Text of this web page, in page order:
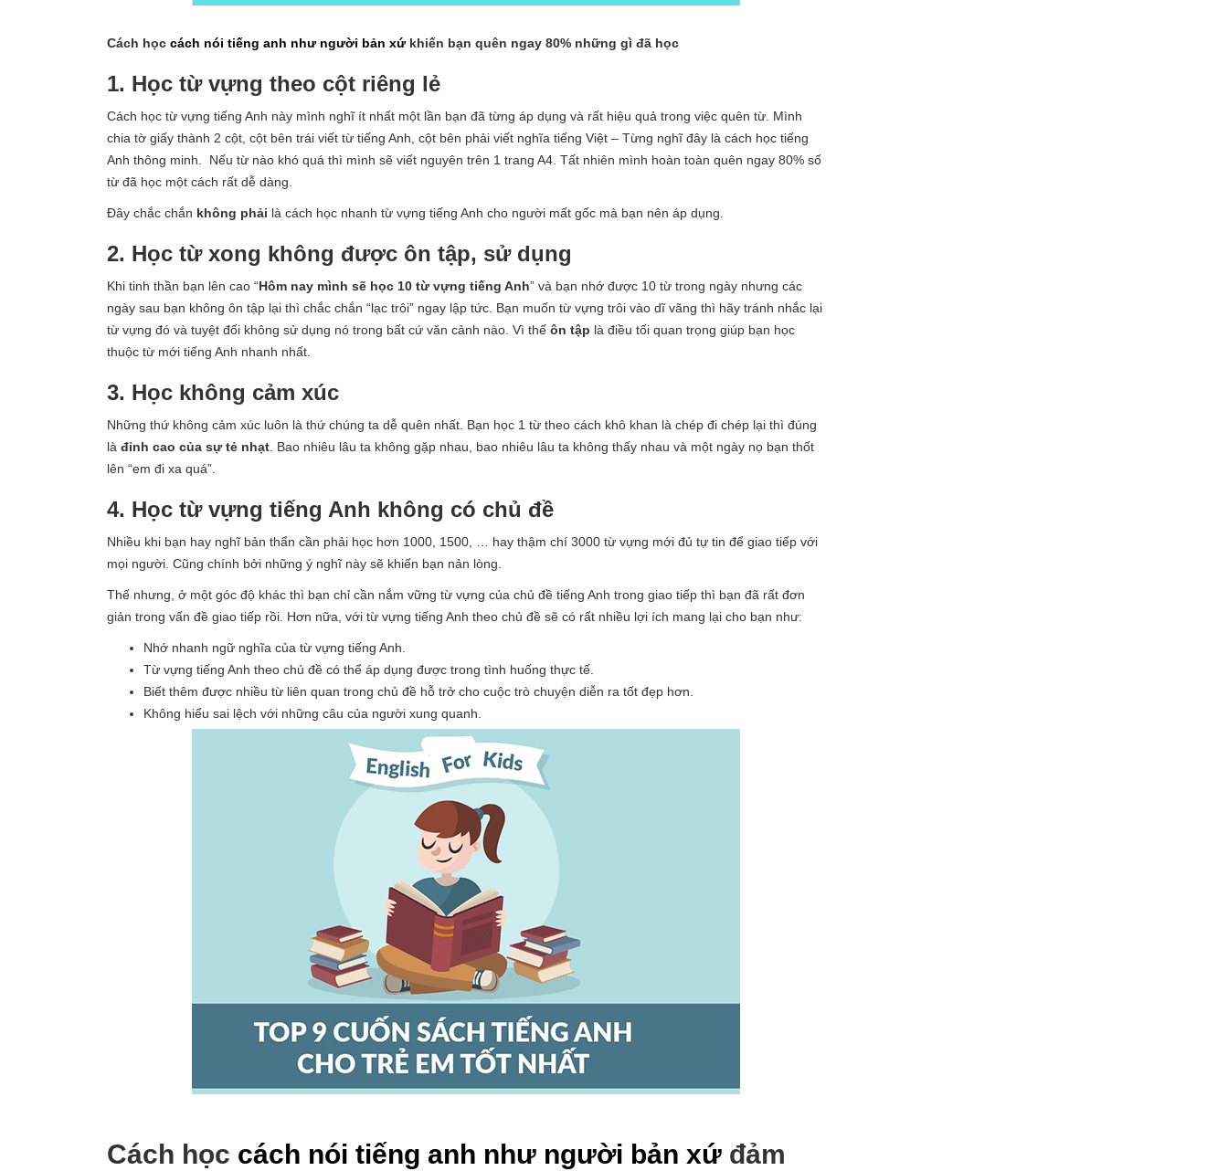
Cách học cách nói tiếng anh như người bản xứkhiến bạn quên ngay 80% những gì đã học
1. Học từ vựng theo cột riêng lẻ
Cách học từ vựng tiếng Anh này mình nghĩ ít nhất một lần bạn đã từng áp dụng và rất hiệu quả trong việc quên từ. Mình
chia tờ giấy thành 2 cột, cột bên trái viết từ tiếng Anh, cột bên phải viết nghĩa tiếng Việt – Từng nghĩ đây là cách học tiếng
Anh thông minh. Nếu từ nào khó quá thì mình sẽ viết nguyên trên 1 trang A4. Tất nhiên mình hoàn toàn quên ngay 80% số
từ đã học một cách rất dễ dàng.
Đây chắc chắn không phải là cách học nhanh từ vựng tiếng Anh cho người mất gốc mà bạn nên áp dụng.
2. Học từ xong không được ôn tập, sử dụng
Khi tinh thần bạn lên cao “Hôm nay mình sẽ học 10 từ vựng tiếng Anh” và bạn nhớ được 10 từ trong ngày nhưng các
ngày sau bạn không ôn tập lại thì chắc chắn “lạc trôi” ngay lập tức. Bạn muốn từ vựng trôi vào dĩ vãng thì hãy tránh nhắc lại
từ vựng đó và tuyệt đối không sử dụng nó trong bất cứ văn cảnh nào. Vì thế ôn tập là điều tối quan trọng giúp bạn học
thuộc từ mới tiếng Anh nhanh nhất.
3. Học không cảm xúc
Những thứ không cảm xúc luôn là thứ chúng ta dễ quên nhất. Bạn học 1 từ theo cách khô khan là chép đi chép lại thì đúng
là đỉnh cao của sự tẻ nhạt . Bao nhiêu lâu ta không gặp nhau, bao nhiêu lâu ta không thấy nhau và một ngày nọ bạn thốt
lên “em đi xa quá”.
4. Học từ vựng tiếng Anh không có chủ đề
Nhiều khi bạn hay nghĩ bản thẩn cần phải học hơn 1000, 1500, … hay thậm chí 3000 từ vựng mới đủ tự tin để giao tiếp với
mọi người. Cũng chính bởi những ý nghĩ này sẽ khiến bạn nản lòng.
Thế nhưng, ở một góc độ khác thì bạn chỉ cần nắm vững từ vựng của chủ đề tiếng Anh trong giao tiếp thì bạn đã rất đơn
giản trong vấn đề giao tiếp rồi. Hơn nữa, với từ vựng tiếng Anh theo chủ đề sẽ có rất nhiều lợi ích mang lại cho bạn như:
Nhớ nhanh ngữ nghĩa của từ vựng tiếng Anh.
Từ vựng tiếng Anh theo chủ đề có thể áp dụng được trong tình huống thực tế.
Biết thêm được nhiều từ liên quan trong chủ đề hỗ trở cho cuộc trò chuyện diễn ra tốt đẹp hơn.
Không hiểu sai lệch với những câu của người xung quanh.
Cách học cách nói tiếng anh như người bản xứ đảm